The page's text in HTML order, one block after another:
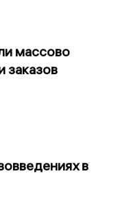
массово
заказов
в